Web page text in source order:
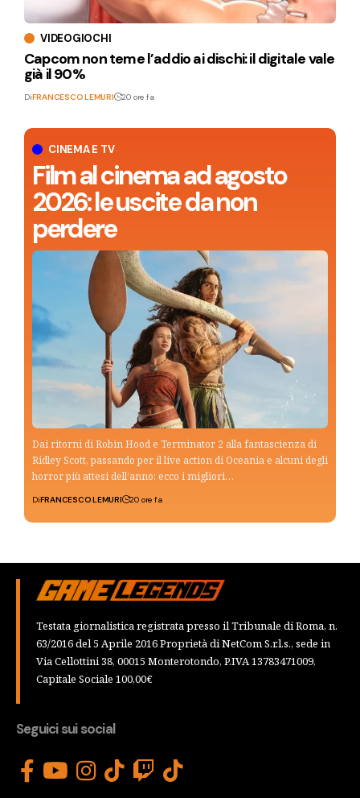
CINEMA E TV
Film al cinema ad agosto
2026: le uscite da non
perdere
Dai ritorni di Robin Hood e Terminator 2 alla fantascienza di
Ridley Scott, passando per il live action di Oceania e alcuni degli
horror più attesi dell’anno: ecco i migliori…
DiFRANCESCO LEMURI 20 ore fa
VIDEOGIOCHI
Capcom non teme l’addio ai dischi: il digitale vale
già il 90%
DiFRANCESCO LEMURI 20 ore fa
Testata giornalistica registrata presso il Tribunale di Roma, n.
63/2016 del 5 Aprile 2016 Proprietà di NetCom S.r.l.s., sede in
Via Cellottini 38, 00015 Monterotondo, P.IVA 13783471009,
Capitale Sociale 100,00€
Seguici sui social